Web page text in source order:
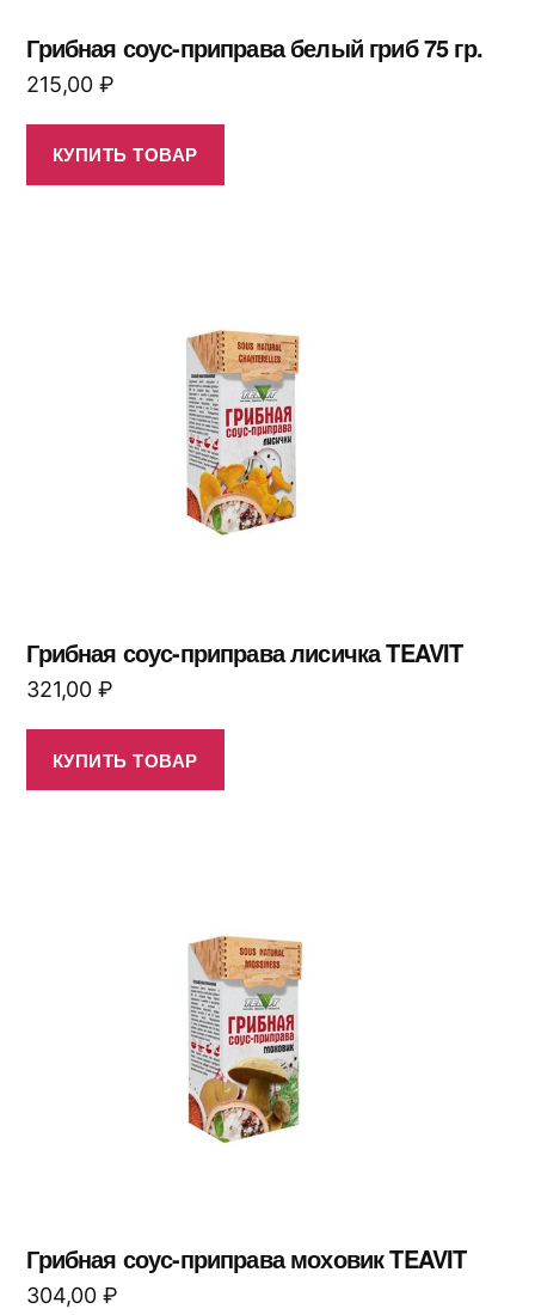
Грибная соус-приправа белый гриб 75 гр.
215,00 ₽
КУПИТЬ ТОВАР
Грибная соус-приправа лисичка TEAVIT
321,00 ₽
КУПИТЬ ТОВАР
Грибная соус-приправа моховик TEAVIT
304,00 ₽